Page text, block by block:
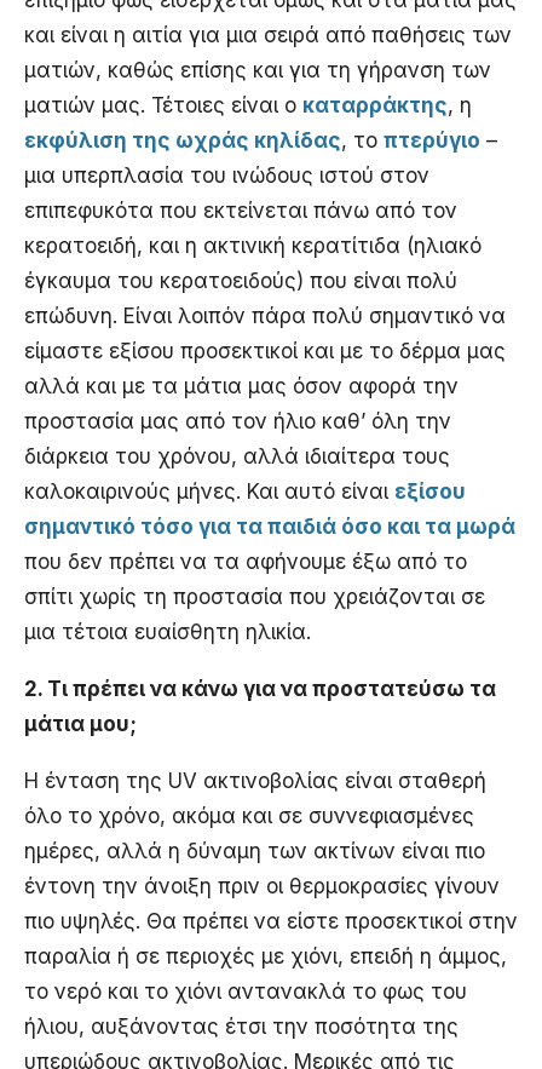
και είναι η αιτία για μια σειρά από παθήσεις των
ματιών, καθώς επίσης και για τη γήρανση των
ματιών μας. Τέτοιες είναι ο καταρράκτης, η
εκφύλιση της ωχράς κηλίδας, το πτερύγιο –
μια υπερπλασία του ινώδους ιστού στον
επιπεφυκότα που εκτείνεται πάνω από τον
κερατοειδή, και η ακτινική κερατίτιδα (ηλιακό
έγκαυμα του κερατοειδούς) που είναι πολύ
επώδυνη. Είναι λοιπόν πάρα πολύ σημαντικό να
είμαστε εξίσου προσεκτικοί και με το δέρμα μας
αλλά και με τα μάτια μας όσον αφορά την
προστασία μας από τον ήλιο καθ’ όλη την
διάρκεια του χρόνου, αλλά ιδιαίτερα τους
καλοκαιρινούς μήνες. Και αυτό είναι εξίσου
σημαντικό τόσο για τα παιδιά όσο και τα μωρά
που δεν πρέπει να τα αφήνουμε έξω από το
σπίτι χωρίς τη προστασία που χρειάζονται σε
μια τέτοια ευαίσθητη ηλικία.
2. Τι πρέπει να κάνω για να προστατεύσω τα
μάτια μου;
Η ένταση της UV ακτινοβολίας είναι σταθερή
όλο το χρόνο, ακόμα και σε συννεφιασμένες
ημέρες, αλλά η δύναμη των ακτίνων είναι πιο
έντονη την άνοιξη πριν οι θερμοκρασίες γίνουν
πιο υψηλές. Θα πρέπει να είστε προσεκτικοί στην
παραλία ή σε περιοχές με χιόνι, επειδή η άμμος,
το νερό και το χιόνι αντανακλά το φως του
ήλιου, αυξάνοντας έτσι την ποσότητα της
υπεριώδους ακτινοβολίας. Μερικές από τις